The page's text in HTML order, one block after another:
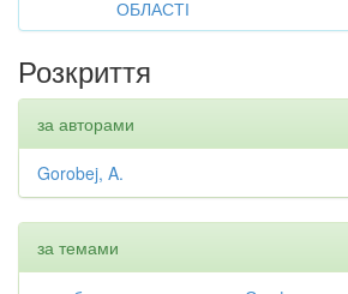
ОБЛАСТІ
Розкриття
за авторами
Gorobej, A.
за темами